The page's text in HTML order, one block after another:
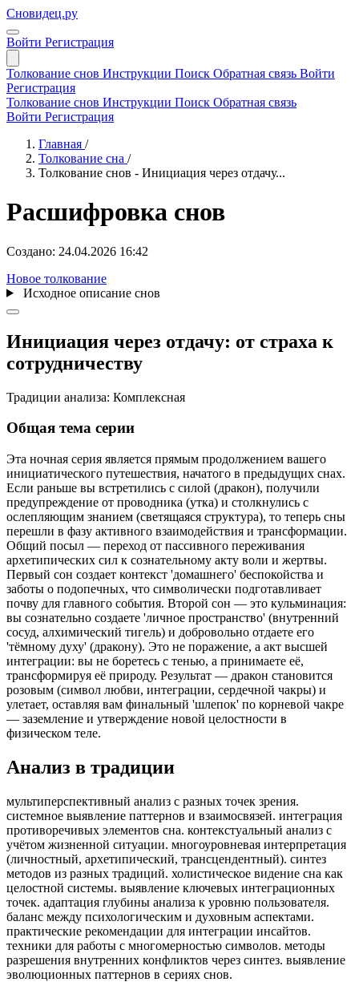
Сновидец.ру
Войти Регистрация
Толкование снов Инструкции Поиск Обратная связь Войти
Регистрация
Толкование снов Инструкции Поиск Обратная связь
Войти Регистрация
Главная /
Толкование сна /
Толкование снов - Инициация через отдачу...
Расшифровка снов
Создано: 24.04.2026 16:42
Новое толкование
Исходное описание снов
Инициация через отдачу: от страха к
сотрудничеству
Традиции анализа: Комплексная
Общая тема серии
Эта ночная серия является прямым продолжением вашего
инициатического путешествия, начатого в предыдущих снах.
Если раньше вы встретились с силой (дракон), получили
предупреждение от проводника (утка) и столкнулись с
ослепляющим знанием (светящаяся структура), то теперь сны
перешли в фазу активного взаимодействия и трансформации.
Общий посыл — переход от пассивного переживания
архетипических сил к сознательному акту воли и жертвы.
Первый сон создает контекст 'домашнего' беспокойства и
заботы о подопечных, что символически подготавливает
почву для главного события. Второй сон — это кульминация:
вы сознательно создаете 'личное пространство' (внутренний
сосуд, алхимический тигель) и добровольно отдаете его
'тёмному духу' (дракону). Это не поражение, а акт высшей
интеграции: вы не боретесь с тенью, а принимаете её,
трансформируя её природу. Результат — дракон становится
розовым (символ любви, интеграции, сердечной чакры) и
улетает, оставляя вам финальный 'шлепок' по корневой чакре
— заземление и утверждение новой целостности в
физическом теле.
Анализ в традиции
мультиперспективный анализ с разных точек зрения.
системное выявление паттернов и взаимосвязей. интеграция
противоречивых элементов сна. контекстуальный анализ с
учётом жизненной ситуации. многоуровневая интерпретация
(личностный, архетипический, трансцендентный). синтез
методов из разных традиций. холистическое видение сна как
целостной системы. выявление ключевых интеграционных
точек. адаптация глубины анализа к уровню пользователя.
баланс между психологическим и духовным аспектами.
практические рекомендации для интеграции инсайтов.
техники для работы с многомерностью символов. методы
разрешения внутренних конфликтов через синтез. выявление
эволюционных паттернов в сериях снов.